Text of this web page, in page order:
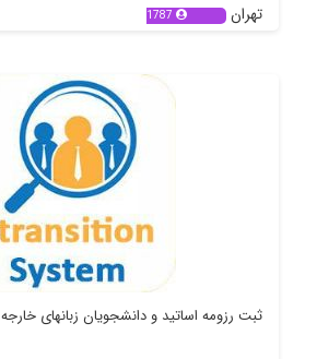
تهران 1787
ثبت رزومه اساتید و دانشجویان زبانهای خارجه